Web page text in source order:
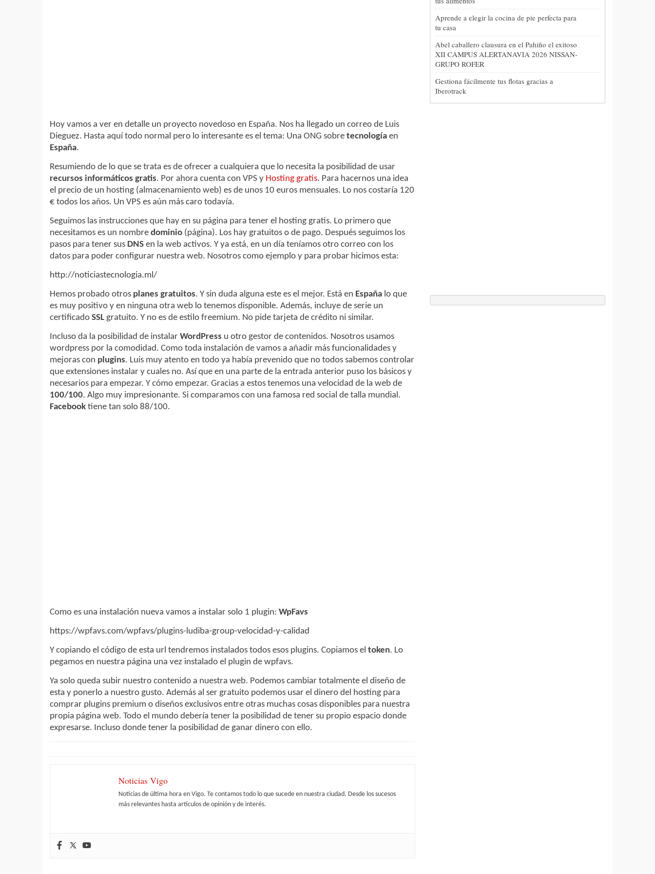
Hoy vamos a ver en detalle un proyecto novedoso en España. Nos ha llegado un correo de Luis
Dieguez. Hasta aquí todo normal pero lo interesante es el tema: Una ONG sobre tecnología en
España.
Resumiendo de lo que se trata es de ofrecer a cualquiera que lo necesita la posibilidad de usar
recursos informáticos gratis. Por ahora cuenta con VPS y Hosting gratis. Para hacernos una idea
el precio de un hosting (almacenamiento web) es de unos 10 euros mensuales. Lo nos costaría 120
€ todos los años. Un VPS es aún más caro todavía.
Seguimos las instrucciones que hay en su página para tener el hosting gratis. Lo primero que
necesitamos es un nombre dominio (página). Los hay gratuitos o de pago. Después seguimos los
pasos para tener sus DNS en la web activos. Y ya está, en un día teníamos otro correo con los
datos para poder configurar nuestra web. Nosotros como ejemplo y para probar hicimos esta:
http://noticiastecnologia.ml/
Hemos probado otros planes gratuitos. Y sin duda alguna este es el mejor. Está en España lo que
es muy positivo y en ninguna otra web lo tenemos disponible. Además, incluye de serie un
certificado SSL gratuito. Y no es de estilo freemium. No pide tarjeta de crédito ni similar.
Incluso da la posibilidad de instalar WordPress u otro gestor de contenidos. Nosotros usamos
wordpress por la comodidad. Como toda instalación de vamos a añadir más funcionalidades y
mejoras con plugins. Luis muy atento en todo ya había prevenido que no todos sabemos controlar
que extensiones instalar y cuales no. Así que en una parte de la entrada anterior puso los básicos y
necesarios para empezar. Y cómo empezar. Gracias a estos tenemos una velocidad de la web de
100/100. Algo muy impresionante. Si comparamos con una famosa red social de talla mundial.
Facebook tiene tan solo 88/100.
Como es una instalación nueva vamos a instalar solo 1 plugin: WpFavs
https://wpfavs.com/wpfavs/plugins-ludiba-group-velocidad-y-calidad
Y copiando el código de esta url tendremos instalados todos esos plugins. Copiamos el token. Lo
pegamos en nuestra página una vez instalado el plugin de wpfavs.
Ya solo queda subir nuestro contenido a nuestra web. Podemos cambiar totalmente el diseño de
esta y ponerlo a nuestro gusto. Además al ser gratuito podemos usar el dinero del hosting para
comprar plugins premium o diseños exclusivos entre otras muchas cosas disponibles para nuestra
propia página web. Todo el mundo debería tener la posibilidad de tener su propio espacio donde
expresarse. Incluso donde tener la posibilidad de ganar dinero con ello.
Noticias Vigo
Noticias de última hora en Vigo. Te contamos todo lo que sucede en nuestra ciudad. Desde los sucesos
más relevantes hasta artículos de opinión y de interés.
Aprende a elegir la cocina de pie perfecta para
tu casa
Abel caballero clausura en el Pahiño el exitoso
XII CAMPUS ALERTANAVIA 2026 NISSAN-
GRUPO ROFER
Gestiona fácilmente tus flotas gracias a
Iberotrack